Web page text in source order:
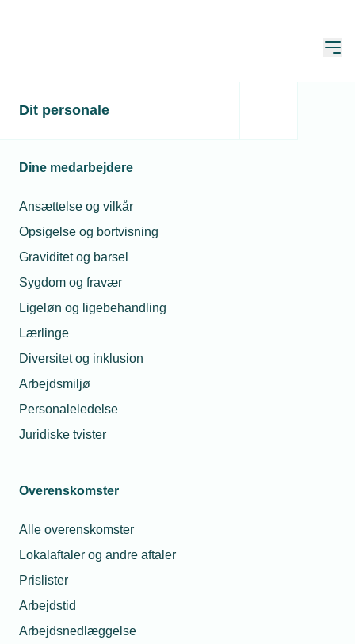
Dit personale
Dine medarbejdere
Ansættelse og vilkår
Opsigelse og bortvisning
Graviditet og barsel
Sygdom og fravær
Ligeløn og ligebehandling
Lærlinge
Diversitet og inklusion
Arbejdsmiljø
Personaleledelse
Juridiske tvister
Overenskomster
Alle overenskomster
Lokalaftaler og andre aftaler
Prislister
Arbejdstid
Arbejdsnedlæggelse
Politik
Klima og energi
Digitalisering
Fremtidens Danmark er grønt og digitalt
Erhvervsvilkår
Uddannelse
Arbejdsmarked
Analyser
Fleksibilitet i husholdninger og bygninger skal